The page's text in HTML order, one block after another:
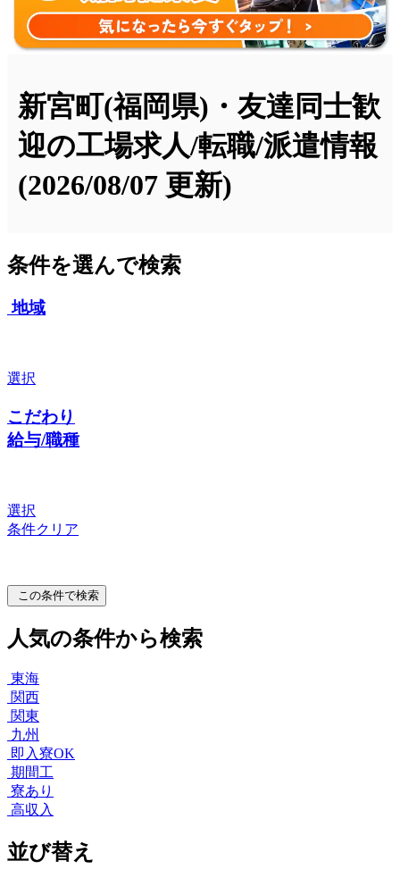
新宮町(福岡県)・友達同士歓
迎の工場求人/転職/派遣情報
(2026/08/07 更新)
条件を選んで検索
地域
選択
こだわり
給与/職種
選択
条件クリア
この条件で検索
人気の条件から検索
東海
関西
関東
九州
即入寮OK
期間工
寮あり
高収入
並び替え